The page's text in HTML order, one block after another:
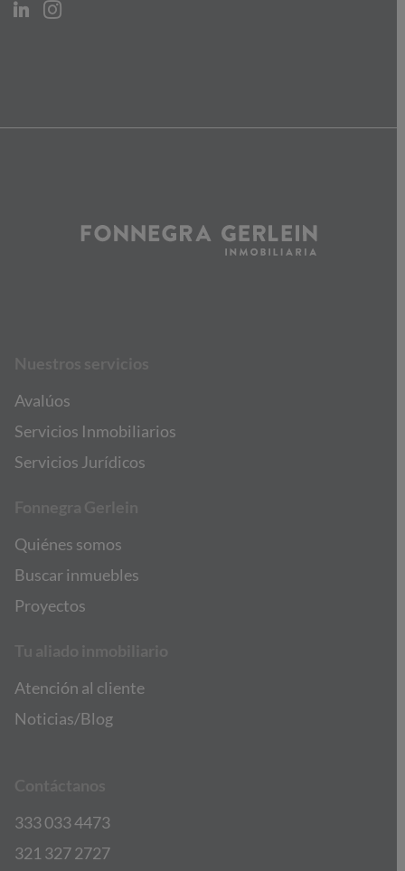
Avalúos
Servicios Inmobiliarios
Servicios Jurídicos
Quiénes somos
Buscar inmuebles
Proyectos
Atención al cliente
Noticias/Blog
333 033 4473
321 327 2727